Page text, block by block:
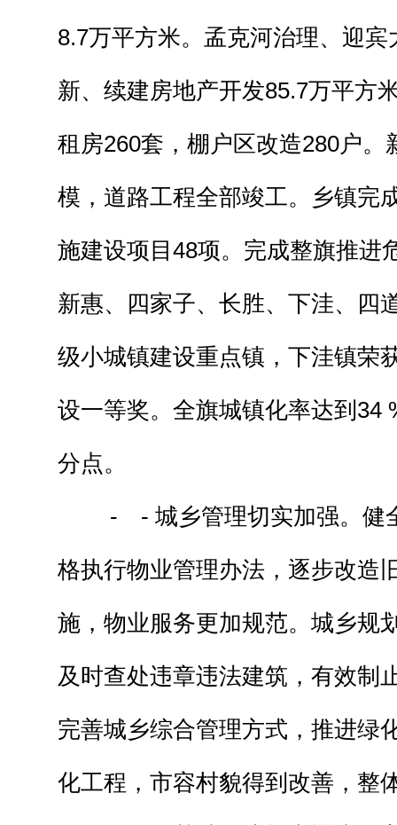
8.7万平方米。孟克河治理、迎
新、续建房地产开发85.7万平方
租房260套，棚户区改造280户。
模，道路工程全部竣工。乡镇完
施建设项目48项。完成整旗推进
新惠、四家子、长胜、下洼、四
级小城镇建设重点镇，下洼镇荣
设一等奖。全旗城镇化率达到34
分点。
- - 城乡管理切实加强。健全
格执行物业管理办法，逐步改造
施，物业服务更加规范。城乡规
及时查处违章违法建筑，有效制
完善城乡综合管理方式，推进绿
化工程，市容村貌得到改善，整